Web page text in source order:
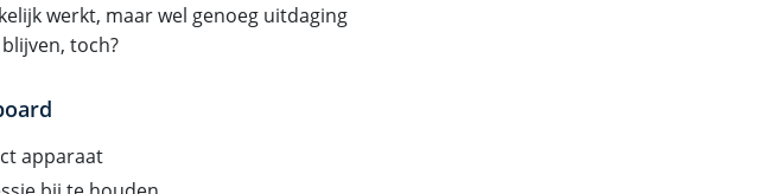
werkt, maar wel genoeg uitdaging
toch?
apparaat